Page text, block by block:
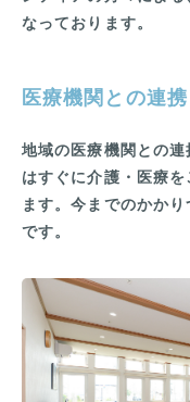
なっております。
医療機関との連携
地域の医療機関との
はすぐに介護・医療
ます。今までのかか
です。